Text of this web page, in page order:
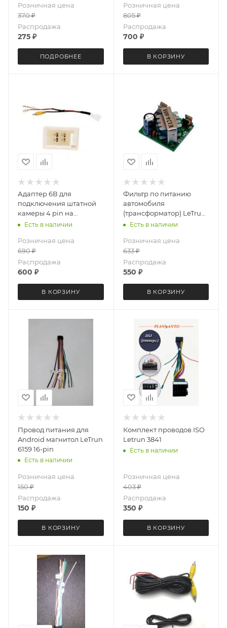
Розничная цена
370₽
Распродажа
275 ₽
ПОДРОБНЕЕ
Розничная цена
805₽
Распродажа
700 ₽
В КОРЗИНУ
Адаптер 6В для
подключения штатной
камеры 4 pin на
японских автомобилях
Есть в наличии
Розничная цена
690₽
Распродажа
600 ₽
В КОРЗИНУ
Фильтр по питанию
автомобиля
(трансформатор) LeTrun
3903Есть в наличии
Розничная цена
633₽
Распродажа
550 ₽
В КОРЗИНУ
Провод питания для
Android магнитол LeTrun
6159 16-pin
Есть в наличии
Розничная цена
150₽
Распродажа
150 ₽
В КОРЗИНУ
Комплект проводов ISO
Letrun 3841
Есть в наличии
Розничная цена
403₽
Распродажа
350 ₽
В КОРЗИНУ